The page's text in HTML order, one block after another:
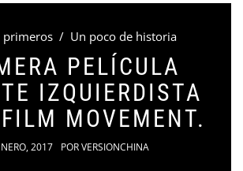
primeros / Un poco de historia
PELÍCULA
IZQUIERDISTA
MOVEMENT.
2017 PORVERSIONCHINA